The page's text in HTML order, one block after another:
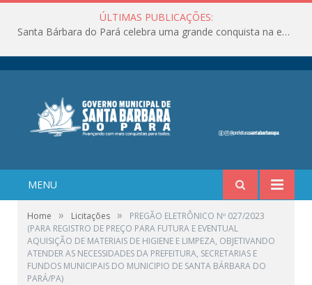
ÚLTIMAS PUBLICAÇÕES:
Santa Bárbara do Pará celebra uma grande conquista na educação!
MENU
Home » Licitações »
PREGÃO ELETRÔNICO Nº 027/2023
(PARA REGISTRO DE PREÇO PARA FUTURA E EVENTUAL
AQUISIÇÃO DE MATERIAIS DE HIGIENE E LIMPEZA, OBJETIVANDO
ATENDER AS NECESSIDADES DA PREFEITURA, SECRETARIAS E
FUNDOS MUNICIPAIS DO MUNICIPIO DE SANTA BÁRBARA DO
PARÁ/PA)